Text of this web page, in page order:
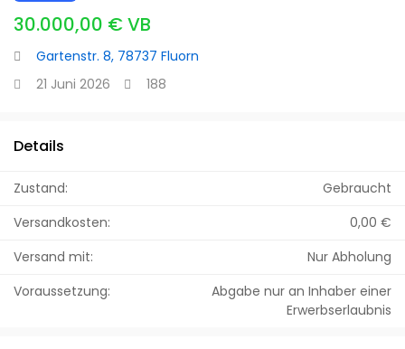
30.000,00 € VB
Gartenstr. 8, 78737 Fluorn
21 Juni 2026
188
Details
Zustand:
Gebraucht
Versandkosten:
0,00 €
Versand mit:
Nur Abholung
Voraussetzung:
Abgabe nur an Inhaber einer
Erwerbserlaubnis